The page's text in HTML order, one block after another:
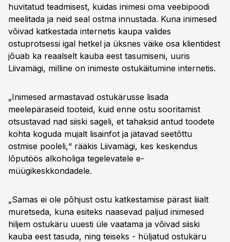
huvitatud teadmisest, kuidas inimesi oma veebipoodi
meelitada ja neid seal ostma innustada. Kuna inimesed
võivad katkestada internetis kaupa valides
ostuprotsessi igal hetkel ja üksnes väike osa klientidest
jõuab ka reaalselt kauba eest tasumiseni, uuris
Liivamägi, milline on inimeste ostukäitumine internetis.
„Inimesed armastavad ostukärusse lisada
meelepäraseid tooteid, kuid enne ostu sooritamist
otsustavad nad siiski sageli, et tahaksid antud toodete
kohta koguda mujalt lisainfot ja jätavad seetõttu
ostmise pooleli,“ rääkis Liivamägi, kes keskendus
lõputöös alkoholiga tegelevatele e-
müügikeskkondadele.
„Samas ei ole põhjust ostu katkestamise pärast liialt
muretseda, kuna esiteks naasevad paljud inimesed
hiljem ostukäru uuesti üle vaatama ja võivad siiski
kauba eest tasuda, ning teiseks - hüljatud ostukäru